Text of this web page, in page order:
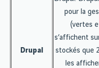
Drupal
pour la
(vertes
s’affichent
stockés que
les